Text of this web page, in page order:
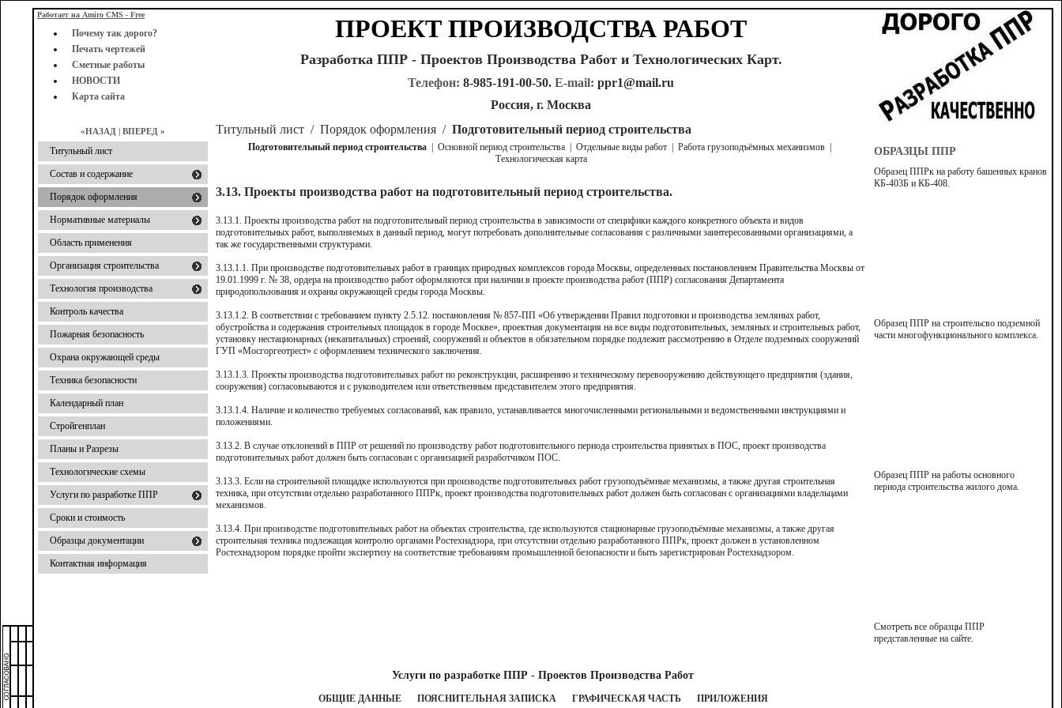
Почему так дорого?
Печать чертежей
Сметные работы
НОВОСТИ
Карта сайта
ПРОЕКТ ПРОИЗВОДСТВА РАБОТ
Разработка ППР - Проектов Производства Работ и Технологических Карт.
Телефон: 8-985-191-00-50. E-mail: ppr1@mail.ru
Россия, г. Москва
«НАЗАД | ВПЕРЕД » Титульный лист / Порядок оформления / Подготовительный период строительства
Титульный лист
Состав и содержание
Порядок оформления
Нормативные материалы
Область применения
Организация строительства
Технология производства
Контроль качества
Пожарная безопасность
Охрана окружающей среды
Техника безопасности
Календарный план
Стройгенплан
Планы и Разрезы
Технологические схемы
Услуги по разработке ППР
Сроки и стоимость
Образцы документации
Контактная информация
Подготовительный период строительства Основной период строительства Отдельные виды работ Работа грузоподъёмных механизмов
Технологическая карта
3.13. Проекты производства работ на подготовительный период строительства.
3.13.1. Проекты производства работ на подготовительный период строительства в зависимости от специфики каждого конкретного объекта и видов
подготовительных работ, выполняемых в данный период, могут потребовать дополнительные согласования с различными заинтересованными организациями, а
так же государственными структурами.
3.13.1.1. При производстве подготовительных работ в границах природных комплексов города Москвы, определенных постановлением Правительства Москвы от
19.01.1999 г. № 38, ордера на производство работ оформляются при наличии в проекте производства работ (ППР) согласования Департамента
природопользования и охраны окружающей среды города Москвы.
3.13.1.2. В соответствии с требованием пункту 2.5.12. постановления № 857-ПП «Об утверждении Правил подготовки и производства земляных работ,
обустройства и содержания строительных площадок в городе Москве», проектная документация на все виды подготовительных, земляных и строительных работ,
установку нестационарных (некапитальных) строений, сооружений и объектов в обязательном порядке подлежит рассмотрению в Отделе подземных сооружений
ГУП «Мосгоргеотрест» с оформлением технического заключения.
3.13.1.3. Проекты производства подготовительных работ по реконструкции, расширению и техническому перевооружению действующего предприятия (здания,
сооружения) согласовываются и с руководителем или ответственным представителем этого предприятия.
3.13.1.4. Наличие и количество требуемых согласований, как правило, устанавливается многочисленными региональными и ведомственными инструкциями и
положениями.
3.13.2. В случае отклонений в ППР от решений по производству работ подготовительного периода строительства принятых в ПОС, проект производства
подготовительных работ должен быть согласован с организацией разработчиком ПОС.
3.13.3. Если на строительной площадке используются при производстве подготовительных работ грузоподъёмные механизмы, а также другая строительная
техника, при отсутствии отдельно разработанного ППРк, проект производства подготовительных работ должен быть согласован с организациями владельцами
механизмов.
3.13.4. При производстве подготовительных работ на объектах строительства, где используются стационарные грузоподъёмные механизмы, а также другая
строительная техника подлежащая контролю органами Ростехнадзора, при отсутствии отдельно разработанного ППРк, проект должен в установленном
Ростехнадзором порядке пройти экспертизу на соответствие требованиям промышленной безопасности и быть зарегистрирован Ростехнадзором.
ОБРАЗЦЫ ППР
Образец ППРк на работу башенных кранов
КБ-403Б и КБ-408.
Образец ППР на строительсво подземной
части многофункционального комплекса.
Образец ППР на работы основного
периода строительства жилого дома.
Смотреть все образцы ППР
представленные на сайте.
Услуги по разработке ППР - Проектов Производства Работ
ОБЩИЕ ДАННЫЕ ПОЯСНИТЕЛЬНАЯ ЗАПИСКА ГРАФИЧЕСКАЯ ЧАСТЬ ПРИЛОЖЕНИЯ
Работает на Amiro CMS - Free